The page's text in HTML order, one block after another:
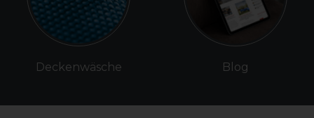
Deckenwäsche Blog